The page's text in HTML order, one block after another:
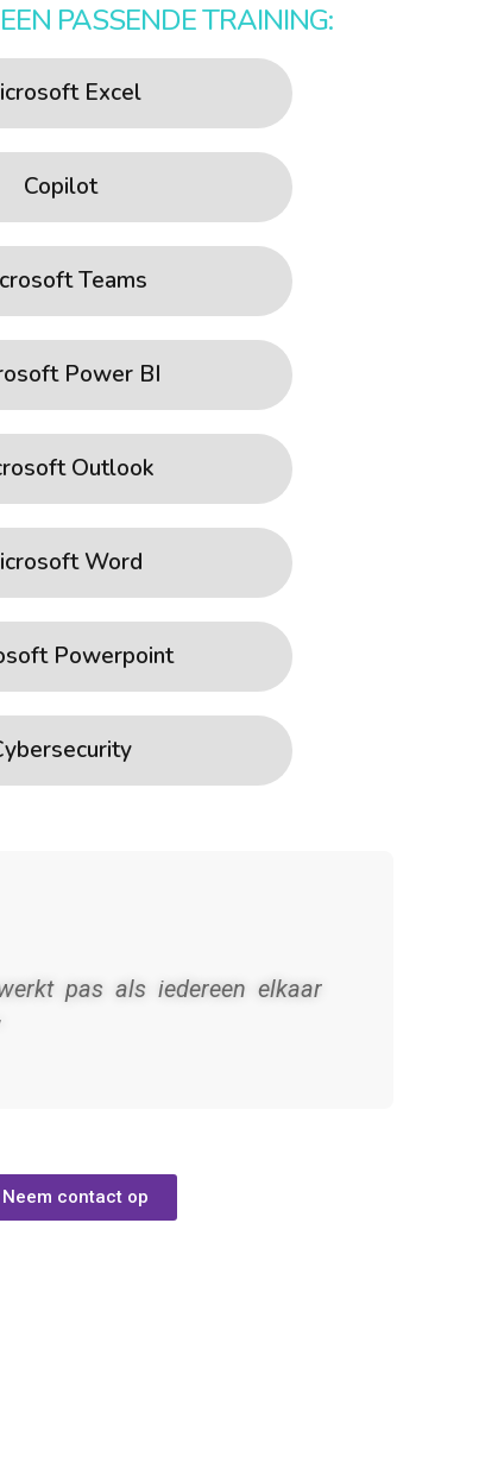
PASSENDE TRAINING:
Excel
Copilot
Teams
Power BI
Outlook
Word
Powerpoint
pas als iedereen elkaar
Neem contact op